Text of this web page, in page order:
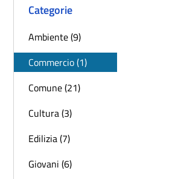
Categorie
Ambiente (9)
Commercio (1)
Comune (21)
Cultura (3)
Edilizia (7)
Giovani (6)